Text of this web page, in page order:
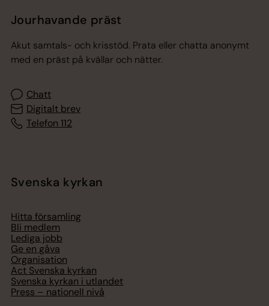
Jourhavande präst
Akut samtals- och krisstöd. Prata eller chatta anonymt
med en präst på kvällar och nätter.
Chatt
Digitalt brev
Telefon 112
Svenska kyrkan
Hitta församling
Bli medlem
Lediga jobb
Ge en gåva
Organisation
Act Svenska kyrkan
Svenska kyrkan i utlandet
Press – nationell nivå